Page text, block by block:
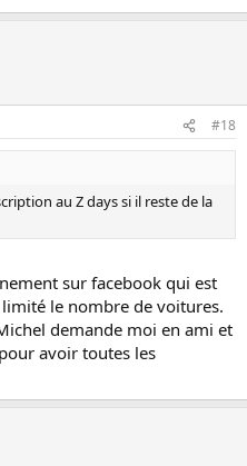
#18
au Z days si il reste de la
sur facebook qui est
le nombre de voitures.
demande moi en ami et
avoir toutes les